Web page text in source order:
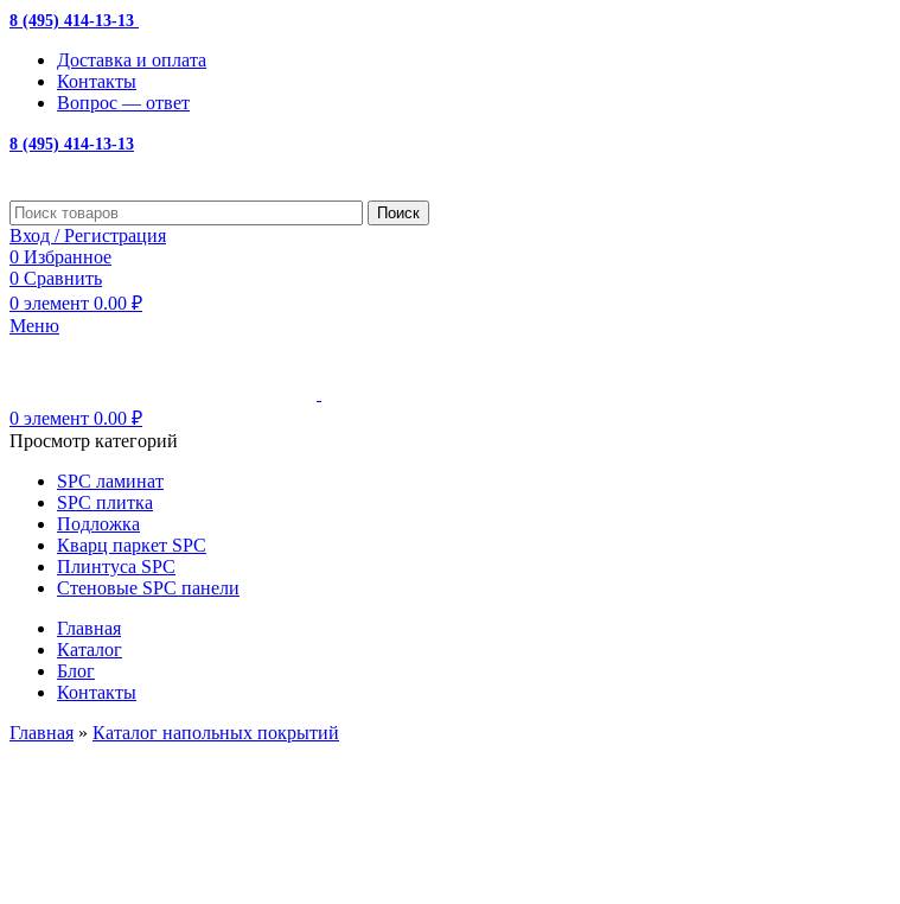
8 (495) 414-13-13
Доставка и оплата
Контакты
Вопрос — ответ
8 (495) 414-13-13
Поиск
Вход / Регистрация
0 Избранное
0 Сравнить
0 элемент 0.00 ₽
Меню
0 элемент 0.00 ₽
Просмотр категорий
SPC ламинат
SPC плитка
Подложка
Кварц паркет SPC
Плинтуса SPC
Стеновые SPC панели
Главная
Каталог
Блог
Контакты
Главная » Каталог напольных покрытий